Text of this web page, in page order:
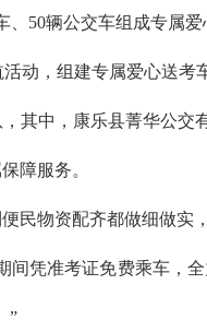
50辆公交车组成专属爱
动，组建专属爱心送考
其中，康乐县菁华公
障服务。
物资配齐都做细做实
凭准考证免费乘车，
”